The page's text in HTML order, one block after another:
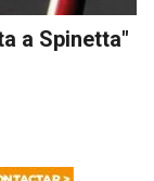
a Spinetta"